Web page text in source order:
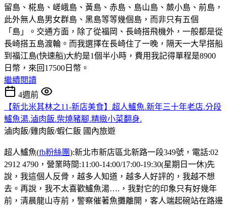
留島、椛島、嵯峨島、黃島、赤島、島山島、蕨小島、前島，
此外無人島男女群島、黑島等等幾個島，而非只有五個
「島」。交通方面，除了從福岡、長崎搭飛機外，一般都是從
長崎搭五島渡輪。而我選擇在長崎住了一晚，隔天一大早搭船
到福江島(快速船)大約是1個半小時，費用我記得單程是8900
日幣，來回17500日幣。
繼續閱讀
4週前
【新北米其林之11-新店美食】超人鱸魚.新年三十年老店.分段
鱸魚湯.滷肉飯.柴燒豬腳.精緻小菜翻身.
滷肉飯/雞肉飯/蝦仁飯 國內旅遊
超人鱸魚(fb粉絲團):新北市新店區北新路一段349號，電話:02
2912 4790，營業時間:11:00-14:00/17:00-19:30(星期日一休)先
說，我這個人反骨，越多人知道，越多人好評的，我越不想
去。再說，我不太喜歡鱸魚湯….，我對它的印象只有好幾年
前，清晨龍山寺前，警察催著魚攤離開，客人端起碗站在路邊